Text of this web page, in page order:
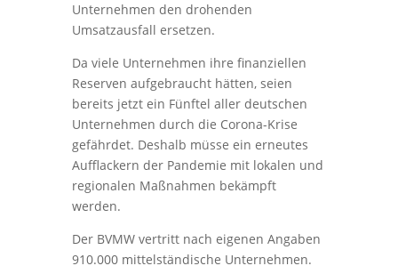
Unternehmen den drohenden
Umsatzausfall ersetzen.
Da viele Unternehmen ihre finanziellen
Reserven aufgebraucht hätten, seien
bereits jetzt ein Fünftel aller deutschen
Unternehmen durch die Corona-Krise
gefährdet. Deshalb müsse ein erneutes
Aufflackern der Pandemie mit lokalen und
regionalen Maßnahmen bekämpft
werden.
Der BVMW vertritt nach eigenen Angaben
910.000 mittelständische Unternehmen.